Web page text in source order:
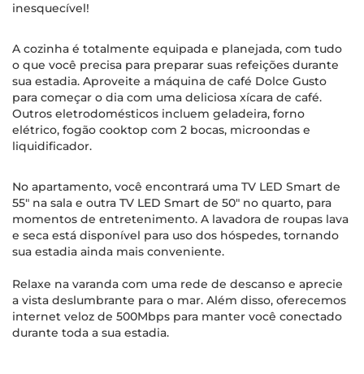
inesquecível!
A cozinha é totalmente equipada e planejada, com tudo
o que você precisa para preparar suas refeições durante
sua estadia. Aproveite a máquina de café Dolce Gusto
para começar o dia com uma deliciosa xícara de café.
Outros eletrodomésticos incluem geladeira, forno
elétrico, fogão cooktop com 2 bocas, microondas e
liquidificador.
No apartamento, você encontrará uma TV LED Smart de
55" na sala e outra TV LED Smart de 50" no quarto, para
momentos de entretenimento. A lavadora de roupas lava
e seca está disponível para uso dos hóspedes, tornando
sua estadia ainda mais conveniente.
Relaxe na varanda com uma rede de descanso e aprecie
a vista deslumbrante para o mar. Além disso, oferecemos
internet veloz de 500Mbps para manter você conectado
durante toda a sua estadia.